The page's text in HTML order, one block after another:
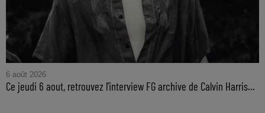
6 août 2026
Ce jeudi 6 aout, retrouvez l'interview FG archive de Calvin Harris...